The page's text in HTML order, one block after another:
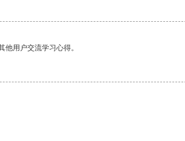
用户交流学习心得。